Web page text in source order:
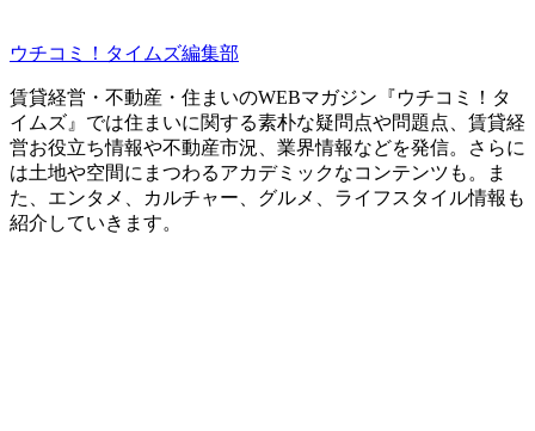
ウチコミ！タイムズ編集部
賃貸経営・不動産・住まいのWEBマガジン『ウチコミ！タ
イムズ』では住まいに関する素朴な疑問点や問題点、賃貸経
営お役立ち情報や不動産市況、業界情報などを発信。さらに
は土地や空間にまつわるアカデミックなコンテンツも。ま
た、エンタメ、カルチャー、グルメ、ライフスタイル情報も
紹介していきます。